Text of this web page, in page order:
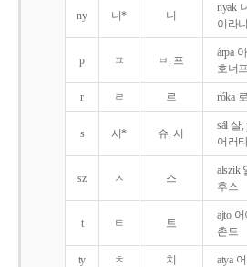
ny 니* 니
nyak
이라니
p ㅍ ㅂ, 프
árpa
호너프
r ㄹ 르 róka
s 시* 슈, 시
sál 샬,
어러
sz ㅅ 스
alszik
후스
t ㅌ 트
ajto
촌트
ty ㅊ 치 atya